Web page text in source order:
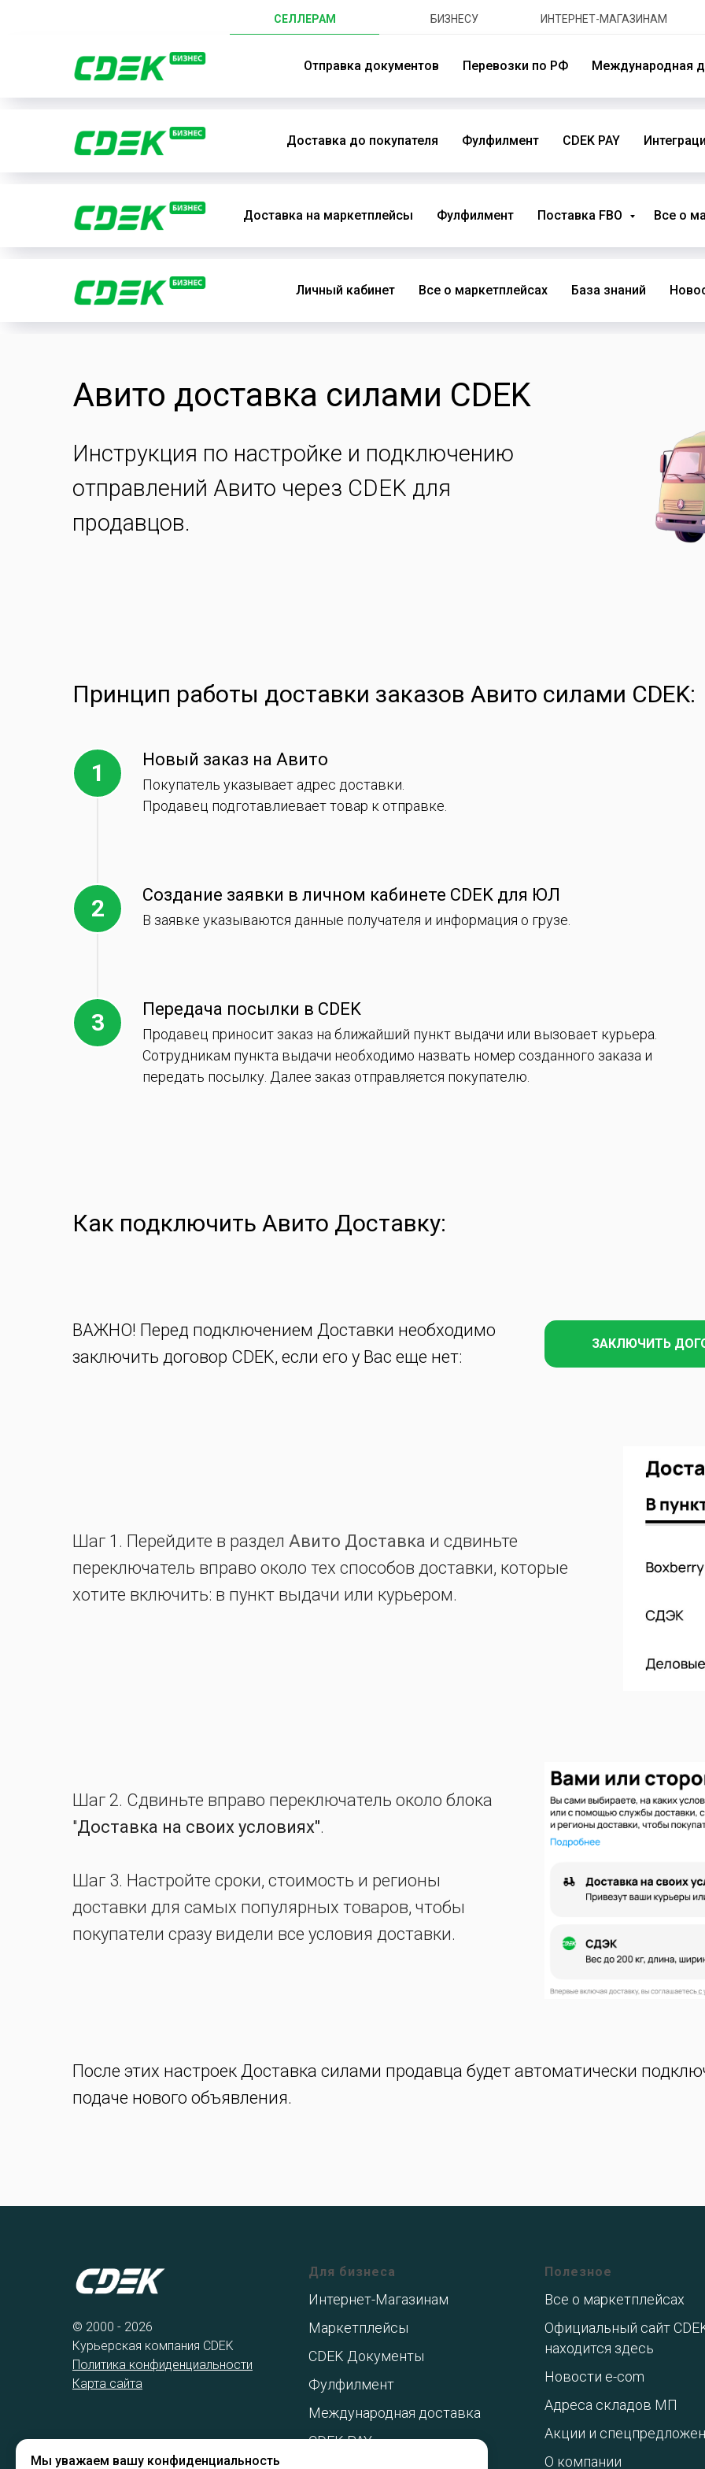
СЕЛЛЕРАМ БИЗНЕСУ ИНТЕРНЕТ-МАГАЗИНАМ
Отправка документов Перевозки по РФ Международная
Доставка до покупателя Фулфилмент CDEK PAY
Доставка на маркетплейсы Фулфилмент Поставка FBO Все о
Личный кабинет Все о маркетплейсах База знаний
Авито доставка силами CDEK
Инструкция по настройке и подключению
отправлений Авито через CDEK для
продавцов.
Принцип работы доставки заказов Авито силами CDEK:
Новый заказ на Авито
Покупатель указывает адрес доставки.
Продавец подготавлиевает товар к отправке.
Создание заявки в личном кабинете CDEK для ЮЛ
В заявке указываются данные получателя и информация о грузе.
Передача посылки в CDEK
Продавец приносит заказ на ближайший пункт выдачи или вызовает курьера.
Сотрудникам пункта выдачи необходимо назвать номер созданного заказа и
передать посылку. Далее заказ отправляется покупателю.
Как подключить Авито Доставку:
ВАЖНО! Перед подключением Доставки необходимо
заключить договор CDEK, если его у Вас еще нет:
ЗАКЛЮЧИТЬ
Шаг 1. Перейдите в раздел Авито Доставка и сдвиньте
переключатель вправо около тех способов доставки, которые
хотите включить: в пункт выдачи или курьером.
Шаг 2. Сдвиньте вправо переключатель около блока
"Доставка на своих условиях".
Шаг 3. Настройте сроки, стоимость и регионы
доставки для самых популярных товаров, чтобы
покупатели сразу видели все условия доставки.
После этих настроек Доставка силами продавца будет автоматически
подаче нового объявления.
Мы уважаем вашу конфиденциальность
© 2000 - 2026
Курьерская компания CDEK
Политика конфиденциальности
Карта сайта
Для бизнеса
Интернет-Магазинам
Маркетплейсы
CDEK Документы
Фулфилмент
Международная доставка
CDEK PAY
Полезное
Все о маркетплейсах
Официальный сайт
находится здесь
Новости e-com
Адреса складов МП
Акции и
О компании